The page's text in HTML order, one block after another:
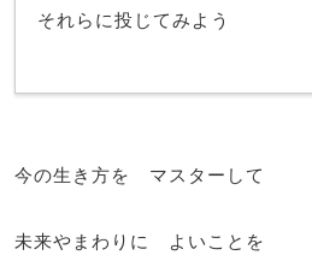
それらに投じてみよう
今の生き方を マスターして
未来やまわりに よいことを